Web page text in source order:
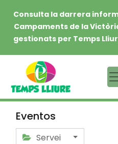
Consulta la darrera
Campaments de la
gestionats per Temps
Eventos
Servei